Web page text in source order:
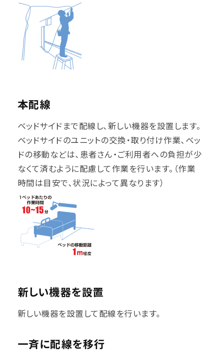
本配線
ベッドサイドまで配線し、新しい機器を設置します。
ベッドサイドのユニットの交換・取り付け作業、ベッ
ドの移動などは、患者さん・ご利用者への負担が少
なくて済むように配慮して作業を行います。（作業
時間は目安で、状況によって異なります）
新しい機器を設置
新しい機器を設置して配線を行います。
一斉に配線を移行